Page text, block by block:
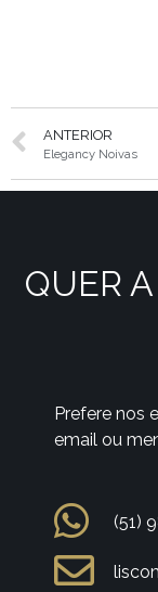
ANTERIOR
Elegancy Noivas
QUER
Prefere nos
email ou
(51)